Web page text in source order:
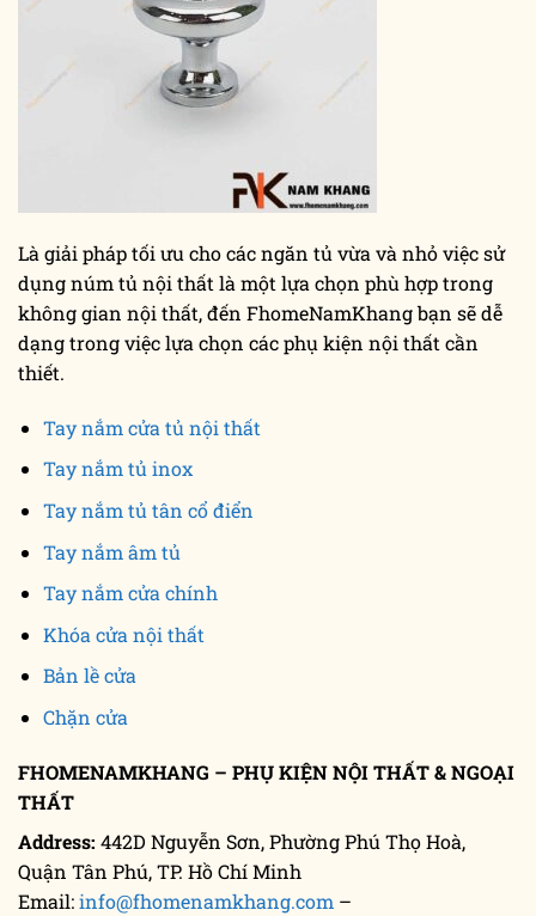
Là giải pháp tối ưu cho các ngăn tủ vừa và nhỏ việc sử
dụng núm tủ nội thất là một lựa chọn phù hợp trong
không gian nội thất, đến FhomeNamKhang bạn sẽ dễ
dạng trong việc lựa chọn các phụ kiện nội thất cần
thiết.
Tay nắm cửa tủ nội thất
Tay nắm tủ inox
Tay nắm tủ tân cổ điển
Tay nắm âm tủ
Tay nắm cửa chính
Khóa cửa nội thất
Bản lề cửa
Chặn cửa
FHOMENAMKHANG – PHỤ KIỆN NỘI THẤT & NGOẠI
THẤT
Address: 442D Nguyễn Sơn, Phường Phú Thọ Hoà,
Quận Tân Phú, TP. Hồ Chí Minh
Email:info@fhomenamkhang.com –